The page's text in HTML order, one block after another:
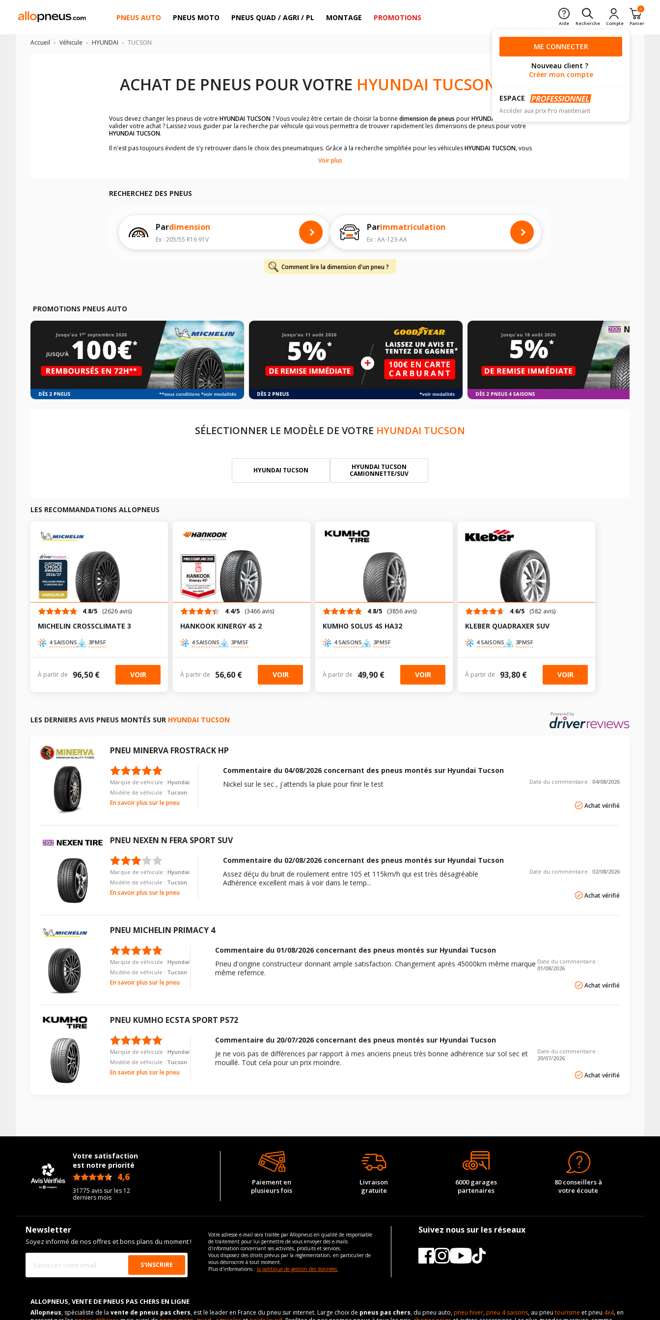
PNEUS AUTO PNEUS MOTO PNEUS QUAD / AGRI / PL MONTAGE PROMOTIONS
Aide Recherche Compte
0
Panier
ME CONNECTER
Nouveau client ?
Créer mon compte
ESPACE
Accéder aux prix Pro maintenant
Accueil Véhicule HYUNDAI TUCSON
ACHAT DE PNEUS POUR VOTRE HYUNDAI TUCSON
Vous devez changer les pneus de votre HYUNDAI TUCSON? Vous voulez être certain de choisir la bonne dimension de pneus pourHYUNDAI TUCSON
valider votre achat ? Laissez vous guider par la recherche par véhicule qui vous permettra de trouver rapidement les dimensions de pneus pour votre
HYUNDAI TUCSON.
Il n'est pas toujours évident de s'y retrouver dans le choix des pneumatiques. Grâce à la recherche simplifiée pour les véhiculesHYUNDAI TUCSON, vous
Vous ne savez pas comment trouver les dimensions de vos pneus ? Ces informations sont indiquées sur le flanc des pneumatiques, dans le carnet de bord du
véhicule, sans oublier les indices de charge et de vitesse, indispensables pour que votre dimension soit complète.
Voir plus
RECHERCHEZ DES PNEUS
Pardimension
Ex : 205/55 R16 91V
Parimmatriculation
Ex : AA-123-AA
Comment lire la dimension d'un pneu ?
PROMOTIONS PNEUS AUTO
SÉLECTIONNER LE MODÈLE DE VOTRE HYUNDAI TUCSON
HYUNDAI TUCSON
HYUNDAI TUCSON
CAMIONNETTE/SUV
LES RECOMMANDATIONS ALLOPNEUS
4.8/5 (2626 avis)
MICHELIN CROSSCLIMATE 3
4 SAISONS 3PMSF
À partir de 96,50 € VOIR
4.4/5 (3466 avis)
HANKOOK KINERGY 4S 2
4 SAISONS 3PMSF
À partir de 56,60 € VOIR
4.8/5 (3856 avis)
KUMHO SOLUS 4S HA32
4 SAISONS 3PMSF
À partir de 49,90 € VOIR
4.6/5 (582 avis)
KLEBER QUADRAXER SUV
4 SAISONS 3PMSF
À partir de 93,80 € VOIR
LES DERNIERS AVIS PNEUS MONTÉS SUR HYUNDAI TUCSON
PNEU MINERVA FROSTRACK HP
Marque de véhicule : Hyundai
Modèle de véhicule : Tucson
En savoir plus sur le pneu
Commentaire du 04/08/2026concernant des pneus montés sur Hyundai Tucson
Nickel sur le sec , j'attends la pluie pour finir le test
Date du commentaire : 04/08/2026
Achat vérifié
PNEU NEXEN N FERA SPORT SUV
Marque de véhicule : Hyundai
Modèle de véhicule : Tucson
En savoir plus sur le pneu
Commentaire du 02/08/2026concernant des pneus montés sur Hyundai Tucson
Assez déçu du bruit de roulement entre 105 et 115km/h qui est très désagréable
Adhérence excellent mais à voir dans le temp...
Date du commentaire : 02/08/2026
Achat vérifié
PNEU MICHELIN PRIMACY 4
Marque de véhicule : Hyundai
Modèle de véhicule : Tucson
En savoir plus sur le pneu
Commentaire du 01/08/2026 concernant des pneus montés sur Hyundai Tucson
Pneu d'origine constructeur donnant ample satisfaction. Changement après 45000km même marque
même refernce.
Date du commentaire :
01/08/2026
Achat vérifié
PNEU KUMHO ECSTA SPORT PS72
Marque de véhicule : Hyundai
Modèle de véhicule : Tucson
En savoir plus sur le pneu
Commentaire du 20/07/2026 concernant des pneus montés sur Hyundai Tucson
Je ne vois pas de différences par rapport à mes anciens pneus très bonne adhérence sur sol sec et
mouillé. Tout cela pour un prix moindre.
Date du commentaire :
20/07/2026
Achat vérifié
Votre satisfaction
est notre priorité
4,6
31775 avis sur les 12
derniers mois
Paiement en
plusieurs fois
Livraison
gratuite
6000 garages
partenaires
80 conseillers à
votre écoute
Newsletter
Soyez informé de nos offres et bons plans du moment !
Votre adresse e-mail sera traitée par Allopneus en qualité de responsable
de traitement pour lui permettre de vous envoyer des e-mails
d'information concernant ses activités, produits et services.
Vous disposez des droits prévus par la règlementation, en particulier de
vous désinscrire à tout moment.
Plus d'informations : la politique de gestion des données.
Suivez nous sur les réseaux
ALLOPNEUS, VENTE DE PNEUS PAS CHERS EN LIGNE
Allopneus, spécialiste de la vente de pneus pas chers, est le leader en France du pneu sur internet. Large choix de pneus pas chers, du pneu auto,pneu hiver,pneu 4 saisons, au pneu tourisme et pneu 4x4, en